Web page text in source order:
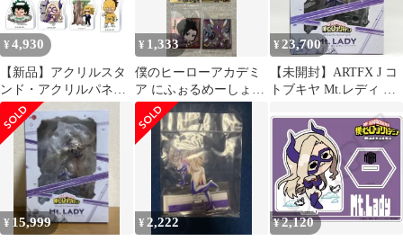
¥ 4,930
【新品】アクリルスタ
ンド・アクリルパネル
【BOX】僕のヒーロー
アカデミア ころっと
(アクリルフィギュアコ
レクション) 九州 47都
道府県
¥ 1,333
僕のヒーローアカデミ
ア にふぉるめーしょん
第二弾 6枚セット
¥23,700
【未開封】ARTFX J コ
トブキヤ Mt.レディ 僕
1/8スケールフィギュア
#nn
¥ 15,999 ¥ 2,222 ¥2,120